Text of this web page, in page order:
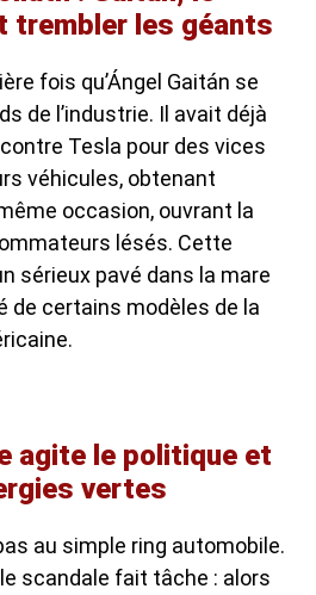
trembler les géants
fois qu’Ángel Gaitán se
de l’industrie. Il avait déjà
Tesla pour des vices
véhicules, obtenant
occasion, ouvrant la
lésés. Cette
sérieux pavé dans la mare
de certains modèles de la
agite le politique et
vertes
au simple ring automobile.
scandale fait tâche : alors